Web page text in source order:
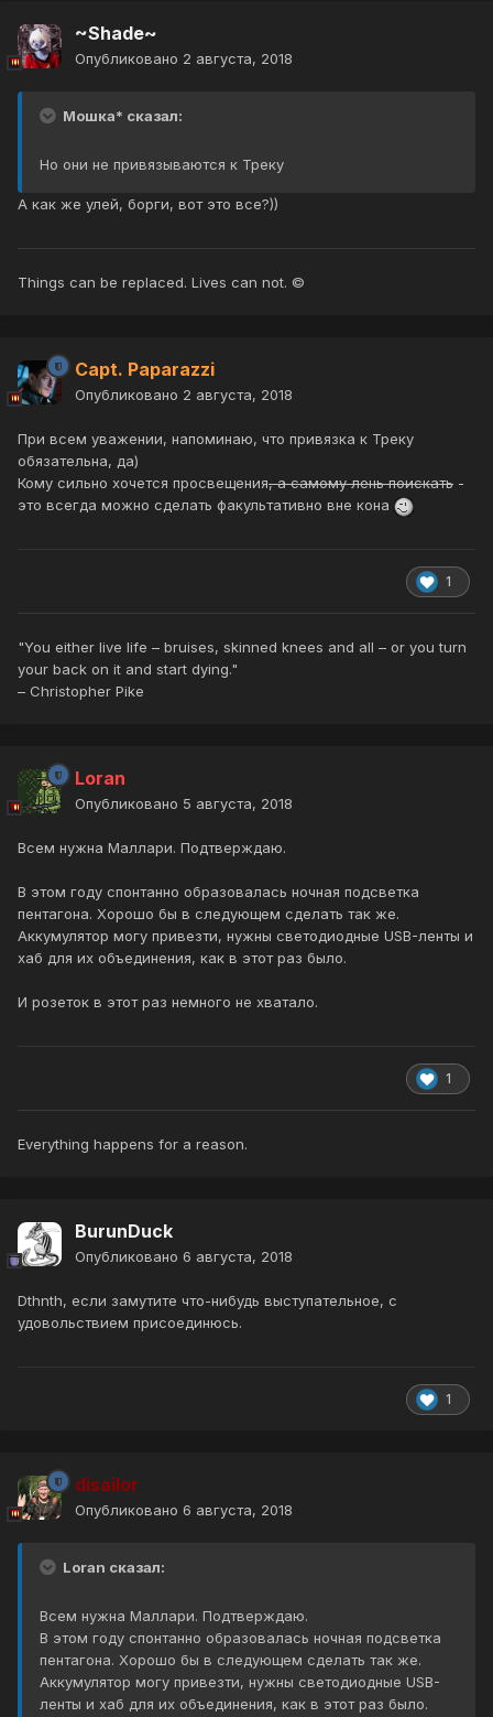
~Shade~
Опубликовано 2 августа, 2018
Мошка* сказал:
Но они не привязываются к Треку
А как же улей, борги, вот это все?))
Things can be replaced. Lives can not. ©
Capt. Paparazzi
Опубликовано 2 августа, 2018
При всем уважении, напоминаю, что привязка к Треку
обязательна, да)
Кому сильно хочется просвещения, а самому лень поискать -
это всегда можно сделать факультативно вне кона
1
"You either live life – bruises, skinned knees and all – or you turn
your back on it and start dying."
– Christopher Pike
Loran
Опубликовано 5 августа, 2018
Всем нужна Маллари. Подтверждаю.
В этом году спонтанно образовалась ночная подсветка
пентагона. Хорошо бы в следующем сделать так же.
Аккумулятор могу привезти, нужны светодиодные USB-ленты и
хаб для их объединения, как в этот раз было.
И розеток в этот раз немного не хватало.
1
Everything happens for a reason.
BurunDuck
Опубликовано 6 августа, 2018
Dthnth, если замутите что-нибудь выступательное, с
удовольствием присоединюсь.
1
disailor
Опубликовано 6 августа, 2018
Loran сказал:
Всем нужна Маллари. Подтверждаю.
В этом году спонтанно образовалась ночная подсветка
пентагона. Хорошо бы в следующем сделать так же.
Аккумулятор могу привезти, нужны светодиодные USB-
ленты и хаб для их объединения, как в этот раз было.